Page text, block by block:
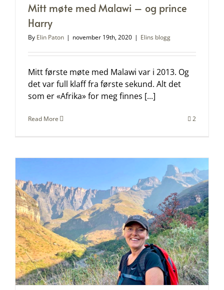
Mitt møte med Malawi – og prince
Harry
By Elin Paton | november 19th, 2020 | Elins blogg
Mitt første møte med Malawi var i 2013. Og
det var full klaff fra første sekund. Alt det
som er «Afrika» for meg finnes [...]
Read More 2